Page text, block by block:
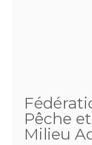
Pêche
Milieu